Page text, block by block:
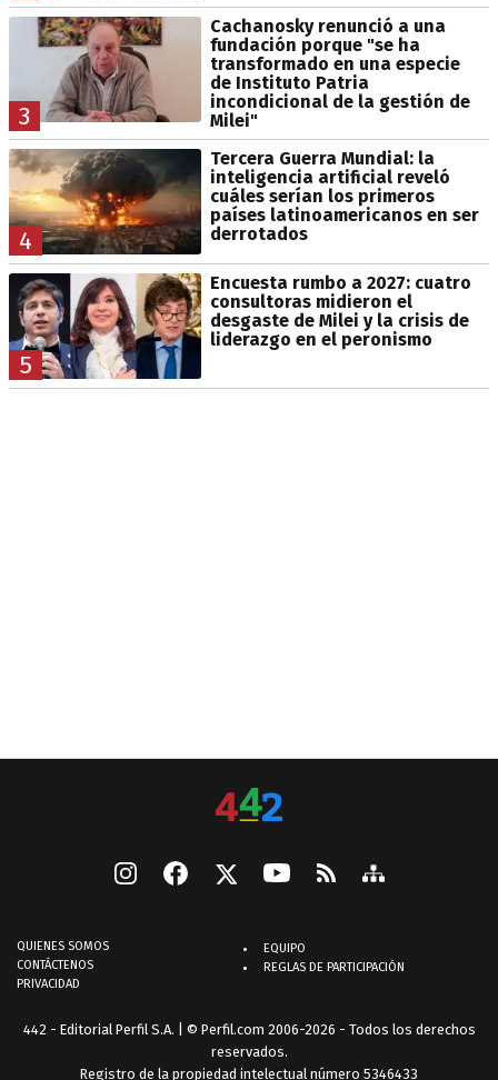
3
Cachanosky renunció a una
fundación porque "se ha
transformado en una especie
de Instituto Patria
incondicional de la gestión de
Milei"
4
Tercera Guerra Mundial: la
inteligencia artificial reveló
cuáles serían los primeros
países latinoamericanos en ser
derrotados
5
Encuesta rumbo a 2027: cuatro
consultoras midieron el
desgaste de Milei y la crisis de
liderazgo en el peronismo
QUIENES SOMOS
CONTÁCTENOS
PRIVACIDAD
EQUIPO
REGLAS DE PARTICIPACIÓN
442 - Editorial Perfil S.A. | © Perfil.com 2006-2026 - Todos los derechos
reservados.
Registro de la propiedad intelectual número 5346433